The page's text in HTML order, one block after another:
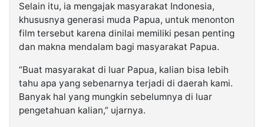
Selain itu, ia mengajak masyarakat Indonesia,
khususnya generasi muda Papua, untuk menonton
film tersebut karena dinilai memiliki pesan penting
dan makna mendalam bagi masyarakat Papua.
“Buat masyarakat di luar Papua, kalian bisa lebih
tahu apa yang sebenarnya terjadi di daerah kami.
Banyak hal yang mungkin sebelumnya di luar
pengetahuan kalian,” ujarnya.